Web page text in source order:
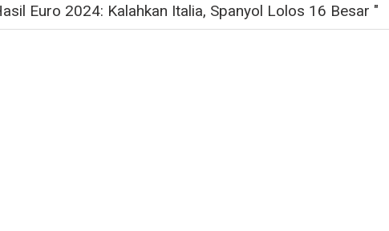
Euro 2024: Kalahkan Italia, Spanyol Lolos 16 Besar "